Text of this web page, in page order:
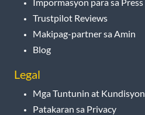
Impormasyon para sa Press
Trustpilot Reviews
Makipag-partner sa Amin
Blog
Legal
Mga Tuntunin at Kundisyon
Patakaran sa Privacy